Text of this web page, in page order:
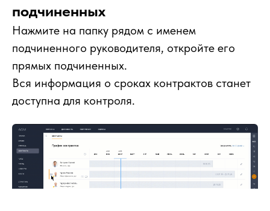
подчиненных
Нажмите на папку рядом с именем
подчиненного руководителя, откройте его
прямых подчиненных.
Вся информация о сроках контрактов станет
доступна для контроля.